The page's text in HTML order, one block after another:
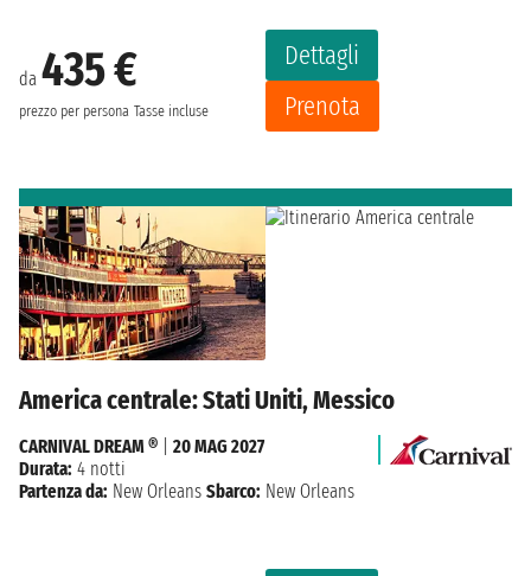
da 435 €
prezzo per persona Tasse incluse
Dettagli
Prenota
America centrale: Stati Uniti, Messico
CARNIVAL DREAM ®
20 MAG 2027
Durata: 4 notti
Partenza da: New Orleans Sbarco: New Orleans